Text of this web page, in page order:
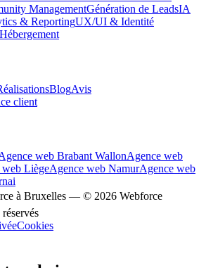
ManagementGénération de LeadsIA
& ReportingUX/UI & Identité
BlogAvis
client
web Brabant WallonAgence web
web LiègeAgence web NamurAgence web
à Bruxelles — © 2026 Webforce
Cookies